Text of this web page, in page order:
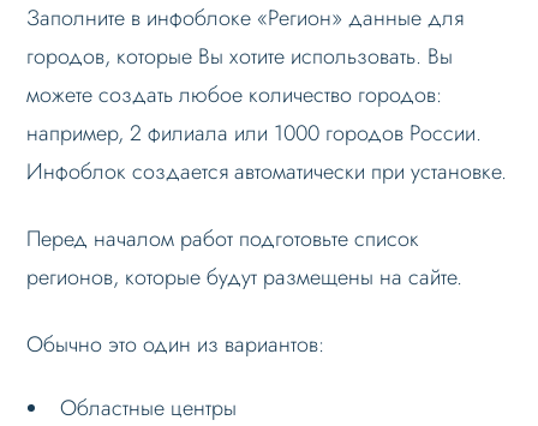
Данные регионов
Добавление региона
Редактирование региона
Добавление данных регионов в
контент и мета-теги
отдельным регионам
Автоопределение региона по IP
Настройка Sitemap
Настройка robots.txt
Заполните в инфоблоке «Регион» данные для
городов, которые Вы хотите использовать. Вы
можете создать любое количество городов:
например, 2 филиала или 1000 городов России.
Инфоблок создается автоматически при установке.
Перед началом работ подготовьте список
регионов, которые будут размещены на сайте.
Обычно это один из вариантов:
Областные центры